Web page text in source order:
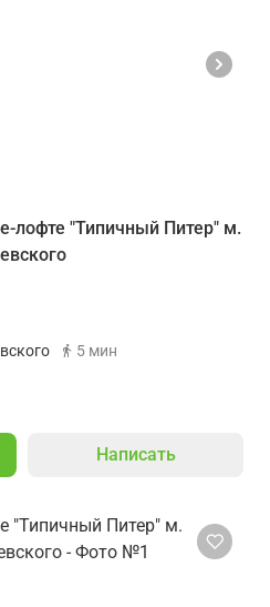
лофте "Типичный Питер" м.
5 мин
Написать